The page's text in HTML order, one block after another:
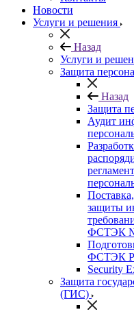
Новости
Услуги и решения
Назад
Услуги и
Защита
Назад
Защита
Аудит
защиты
ФСТЭК
ФСТЭК
Security
Защита
(ГИС)